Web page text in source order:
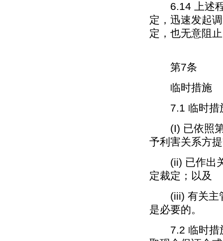
6.14 上述程
定，迅速发起
定，也无意阻
第7条
临时措施
7.1 临时措施
(I) 已依照第5
予利害关系方
(ii) 已作出关
定裁定；以及
(iii) 有关主管
是必要的。
7.2 临时措施